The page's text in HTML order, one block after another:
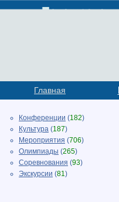
Главная
Конференции (182)
Культура (187)
Мероприятия (706)
Олимпиады (265)
Соревнования (93)
Экскурсии (81)